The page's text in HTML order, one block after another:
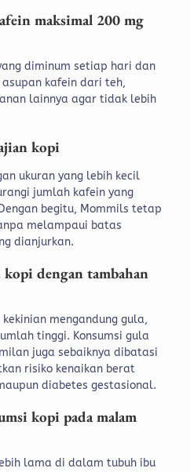
maksimal 200 mg
diminum setiap hari dan
kafein dari teh,
lainnya agar tidak lebih
kopi
ukuran yang lebih kecil
jumlah kafein yang
begitu, Mommils tetap
melampaui batas
dianjurkan.
dengan tambahan
mengandung gula,
tinggi. Konsumsi gula
juga sebaiknya dibatasi
risiko kenaikan berat
diabetes gestasional.
kopi pada malam
lama di dalam tubuh ibu